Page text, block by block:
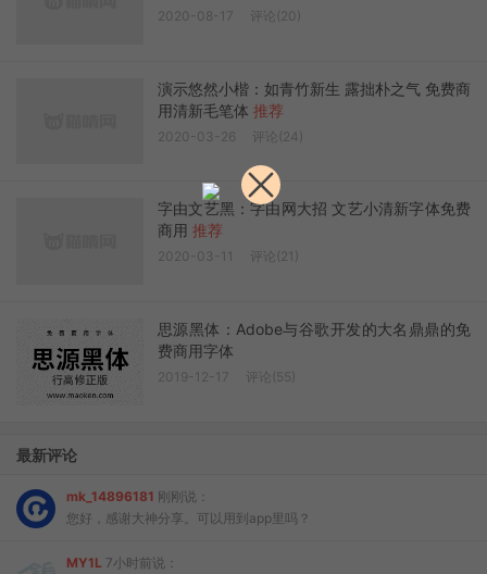
2020-08-17 评论(20)
演示悠然小楷：如青竹新生 露拙朴之气 免费商
用清新毛笔体 推荐
2020-03-26 评论(24)
字由文艺黑：字由网大招 文艺小清新字体免费
商用 推荐
2020-03-11 评论(21)
思源黑体：Adobe与谷歌开发的大名鼎鼎的免
费商用字体
2019-12-17 评论(55)
最新评论
mk_14896181 刚刚说：
您好，感谢大神分享。可以用到app里吗？
MY1L 7小时前说：